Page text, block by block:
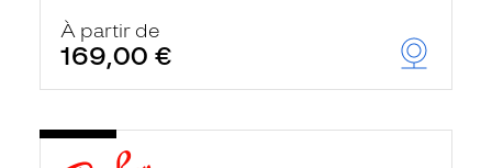
À partir de
169,00 €